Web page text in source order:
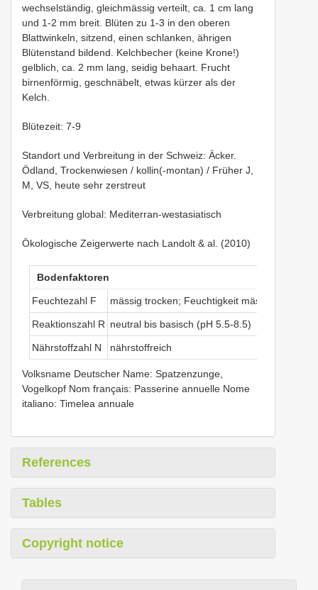
wechselständig, gleichmässig verteilt, ca. 1 cm lang
und 1-2 mm breit. Blüten zu 1-3 in den oberen
Blattwinkeln, sitzend, einen schlanken, ährigen
Blütenstand bildend. Kelchbecher (keine Krone!)
gelblich, ca. 2 mm lang, seidig behaart. Frucht
birnenförmig, geschnäbelt, etwas kürzer als der
Kelch.
Blütezeit: 7-9
Standort und Verbreitung in der Schweiz: Äcker.
Ödland, Trockenwiesen / kollin(-montan) / Früher J,
M, VS, heute sehr zerstreut
Verbreitung global: Mediterran-westasiatisch
Ökologische Zeigerwerte nach Landolt & al. (2010)
Bodenfaktoren
Feuchtezahl F mässig trocken; Feuchtigkeit mässig
Reaktionszahl R neutral bis basisch (pH 5.5-8.5)
Nährstoffzahl N nährstoffreich
Volksname Deutscher Name: Spatzenzunge,
Vogelkopf Nom français: Passerine annuelle Nome
italiano: Timelea annuale
References
Tables
Copyright notice